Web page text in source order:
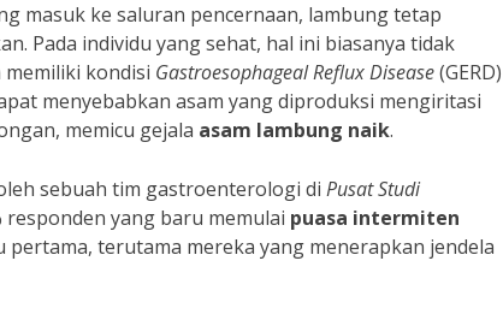
masuk ke saluran pencernaan, lambung tetap
Pada individu yang sehat, hal ini biasanya tidak
kondisi Gastroesophageal Reflux Disease(GERD)
menyebabkan asam yang diproduksi mengiritasi
memicu gejala asam lambung naik.
sebuah tim gastroenterologi di Pusat Studi
yang baru memulai puasa intermiten
terutama mereka yang menerapkan jendela